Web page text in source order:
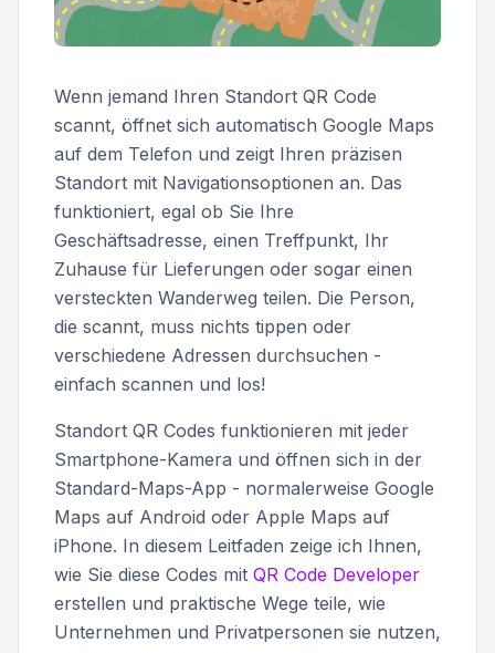
Wenn jemand Ihren Standort QR Code
scannt, öffnet sich automatisch Google Maps
auf dem Telefon und zeigt Ihren präzisen
Standort mit Navigationsoptionen an. Das
funktioniert, egal ob Sie Ihre
Geschäftsadresse, einen Treffpunkt, Ihr
Zuhause für Lieferungen oder sogar einen
versteckten Wanderweg teilen. Die Person,
die scannt, muss nichts tippen oder
verschiedene Adressen durchsuchen -
einfach scannen und los!
Standort QR Codes funktionieren mit jeder
Smartphone-Kamera und öffnen sich in der
Standard-Maps-App - normalerweise Google
Maps auf Android oder Apple Maps auf
iPhone. In diesem Leitfaden zeige ich Ihnen,
wie Sie diese Codes mit QR Code Developer
erstellen und praktische Wege teile, wie
Unternehmen und Privatpersonen sie nutzen,